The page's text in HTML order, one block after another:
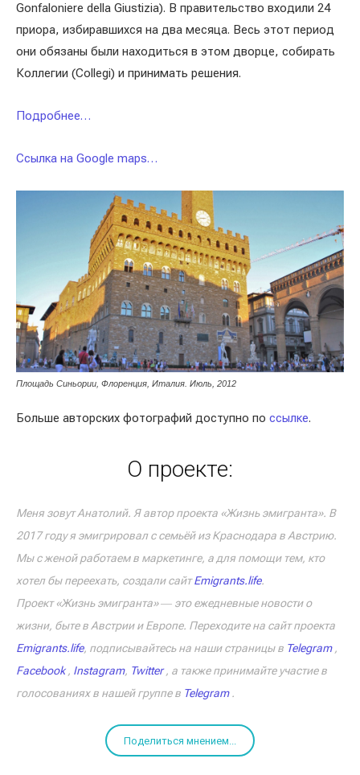
Gonfaloniere della Giustizia). В правительство входили 24
приора, избиравшихся на два месяца. Весь этот период
они обязаны были находиться в этом дворце, собирать
Коллегии (Collegi) и принимать решения.
Подробнее…
Ссылка на Google maps…
Площадь Синьории, Флоренция, Италия. Июль, 2012
Больше авторских фотографий доступно по ссылке.
О проекте:
Меня зовут Анатолий. Я автор проекта «Жизнь эмигранта». В
2017 году я эмигрировал с семьёй из Краснодара в Австрию.
Мы с женой работаем в маркетинге, а для помощи тем, кто
хотел бы переехать, создали сайтEmigrants.life.
Проект «Жизнь эмигранта» ― это ежедневные новости о
жизни, быте в Австрии и Европе. Переходите на сайт проекта
Emigrants.life, подписывайтесь на наши страницы в Telegram,
Facebook, Instagram, Twitter, а также принимайте участие в
голосованиях в нашей группе в Telegram.
Поделиться мнением...